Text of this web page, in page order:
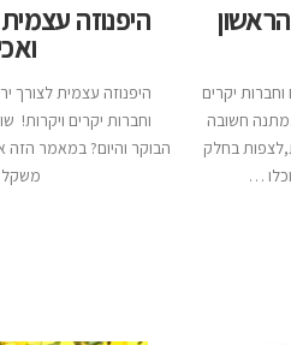
יקרים
חשובה
בחלק
…
היפנוזה
היפנוזה עצמית לצורך
וחברות יקרים
משקל